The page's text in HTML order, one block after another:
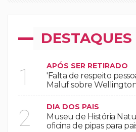
DESTAQUES
1 APÓS SER RETIRADO
'Falta de respeito
Maluf sobre
2 DIA DOS PAIS
Museu de História
oficina de pipas para